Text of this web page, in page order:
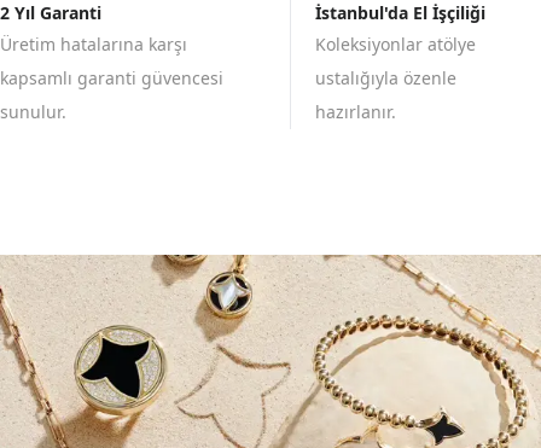
2 Yıl Garanti
Üretim hatalarına karşı
kapsamlı garanti güvencesi
sunulur.
İstanbul'da El İşçiliği
Koleksiyonlar atölye
ustalığıyla özenle
hazırlanır.